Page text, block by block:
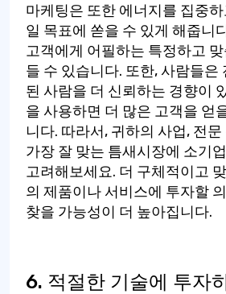
마케팅은 또한 에너지를 집중
일 목표에 쏟을 수 있게 해줍니
고객에게 어필하는 특정하고
들 수 있습니다. 또한, 사람들은
된 사람을 더 신뢰하는 경향이
을 사용하면 더 많은 고객을 얻
니다. 따라서, 귀하의 사업, 전
가장 잘 맞는 틈새시장에 소기
고려해보세요. 더 구체적이고
의 제품이나 서비스에 투자할
찾을 가능성이 더 높아집니다.
6. 적절한 기술에 투자